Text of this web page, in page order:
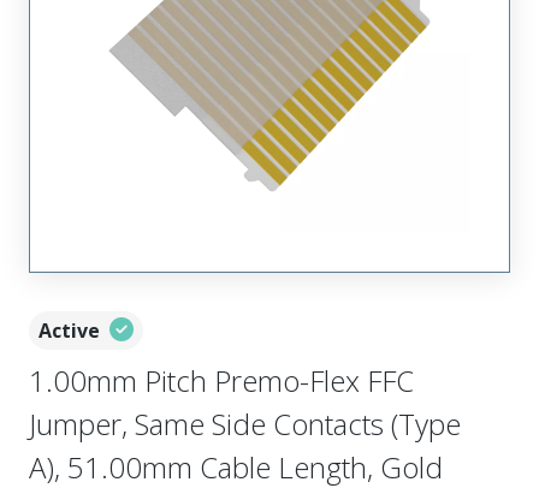
Active
1.00mm Pitch Premo-Flex FFC
Jumper, Same Side Contacts (Type
A), 51.00mm Cable Length, Gold